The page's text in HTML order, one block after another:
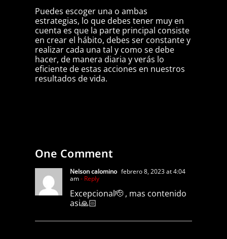
Puedes escoger una o ambas
estrategias, lo que debes tener muy en
cuenta es que la parte principal consiste
en crear el hábito, debes ser constante y
realizar cada una tal y como se debe
hacer, de manera diaria y verás lo
eficiente de estas acciones en nuestros
resultados de vida.
One Comment
Nelson calomino febrero 8, 2023 at 4:04
am- Reply
Excepcional🫡 , mas contenido
asi🙏🏻